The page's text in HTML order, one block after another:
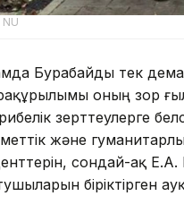
Бурабайды тек
оның зор
зерттеулерге
және
сондай-ақ
біріктірген